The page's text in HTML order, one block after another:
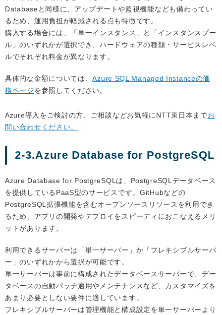
Databaseと同様に、アップデートや監視機能なども備わってい
るため、運用負担が軽減される点も特徴です。
購入する場合には、「単一インスタンス」と「インスタンスプー
ル」のいずれかが選択でき、ハードウェアの種類・サービスレベ
ルでそれぞれ料金が異なります。
具体的な金額については、Azure SQL Managed Instanceの価
格ページを参照してください。
Azure導入をご検討の方、ご相談などお気軽にNTT東日本までお
問い合わせください。
2-3.Azure Database for PostgreSQL
Azure Database for PostgreSQLは、PostgreSQLデータベース
を提供しているPaaS型のサービスです。GitHubなどの
PostgreSQL拡張機能を含むオープンソースリソースを利用でき
るため、アプリの開発やデプロイをスピーディにおこなえるメリ
ットがあります。
利用できるサーバーは「単一サーバー」か「フレキシブルサーバ
ー」のいずれかから選択が可能です。
単一サーバーは事前に構成されたデータベースサーバーで、デー
タベースの自動パッチ適用やメンテナンスなど、カスタマイズを
あまり必要としない要件に適しています。
フレキシブルサーバーは管理機能と構成設定を単一サーバーより